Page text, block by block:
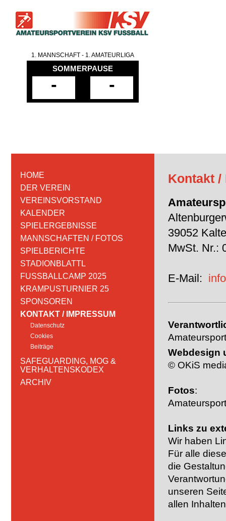
1. MANNSCHAFT - 1. AMATEURLIGA
SOMMERPAUSE
- -
HOME
DER VEREIN
VEREINSVORSTAND
KALENDER
SPIELERGEBNISSE
MANNSCHAFTEN / FOTOS
SPIELBERICHTE
STADIONBLATTL
FUSSBALLCAMP 2025
KRAMPUSTURNIER 25
SPONSOREN
KONTAKT / IMPRESSUM
Datenschutz
Cookies
Beiträge
SAFEGUARDING, MOG &
VERHALTENSKODEX
ARCHIV
Kontakt
39052
MwSt. Nr.:
E-Mail:
Webdesign
© OKiS
Fotos:
Links zu
Wir haben
Für alle
die
unseren
allen